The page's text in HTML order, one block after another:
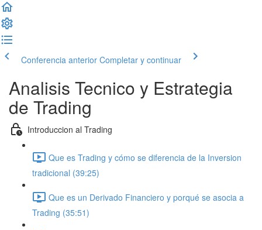
Conferencia anterior Completar y continuar
Analisis Tecnico y Estrategia
de Trading
Introduccion al Trading
Que es Trading y cómo se diferencia de la Inversion
tradicional (39:25)
Que es un Derivado Financiero y porqué se asocia a
Trading (35:51)